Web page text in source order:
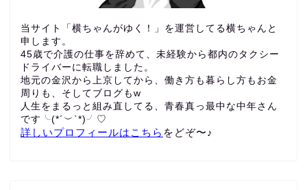
当サイト「横ちゃんがゆく！」を運営してる横ちゃんと
申します。
45歳で介護の仕事を辞めて、未経験から都内のタクシー
ドライバーに転職しました。
地元の金沢から上京してから、働き方も暮らし方もお金
周りも、 そしてブログもw
人生をまるっと組み直してる、青春真っ最中な中年さん
です╰(*´︶`*)╯♡
詳しいプロフィールはこちら をどぞ〜♪